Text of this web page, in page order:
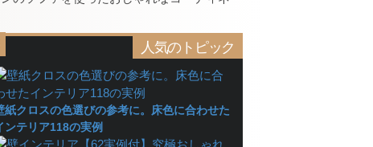
人気のトピック
紙クロスの色選びの参考に。床色に合わせた
ンテリア118の実例